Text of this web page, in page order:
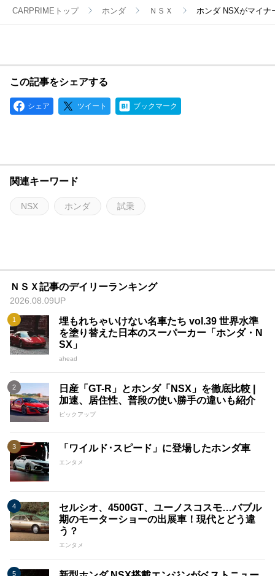
CARPRIMEトップ ホンダ ＮＳＸ ホンダ NSXがマイナ
この記事をシェアする
シェア ツイート ブックマーク
関連キーワード
NSX ホンダ 試乗
ＮＳＸ記事のデイリーランキング
2026.08.09UP
埋もれちゃいけない名車たち vol.39 世界水準
を塗り替えた日本のスーパーカー「ホンダ・N
SX」
ahead
日産「GT-R」とホンダ「NSX」を徹底比較 |
加速、居住性、普段の使い勝手の違いも紹介
ピックアップ
「ワイルド･スピード」に登場したホンダ車
エンタメ
セルシオ、4500GT、ユーノスコスモ…バブル
期のモーターショーの出展車！現代とどう違
う？
エンタメ